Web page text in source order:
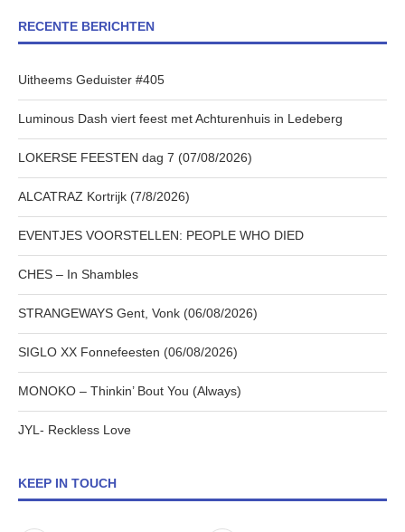
RECENTE BERICHTEN
Uitheems Geduister #405
Luminous Dash viert feest met Achturenhuis in Ledeberg
LOKERSE FEESTEN dag 7 (07/08/2026)
ALCATRAZ Kortrijk (7/8/2026)
EVENTJES VOORSTELLEN: PEOPLE WHO DIED
CHES – In Shambles
STRANGEWAYS Gent, Vonk (06/08/2026)
SIGLO XX Fonnefeesten (06/08/2026)
MONOKO – Thinkin’ Bout You (Always)
JYL- Reckless Love
KEEP IN TOUCH